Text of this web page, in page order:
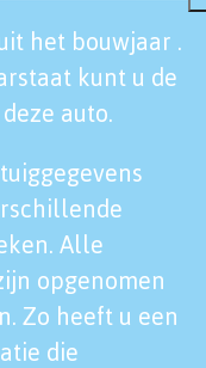
het bouwjaar .
kunt u de
auto.
Alle
opgenomen
Zo heeft u een
die